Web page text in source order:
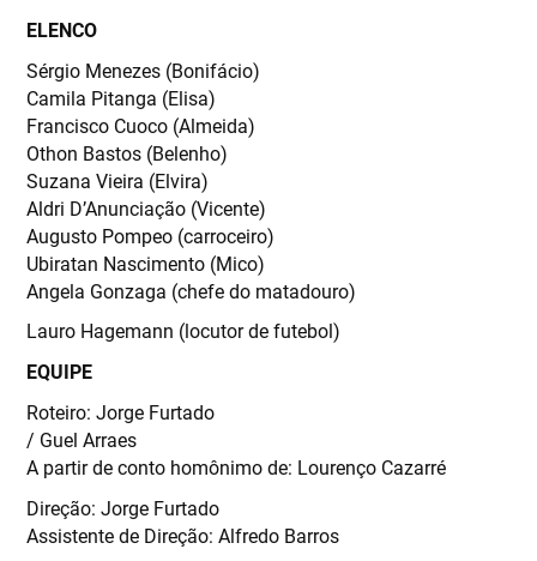
ELENCO
Sérgio Menezes (Bonifácio)
Camila Pitanga (Elisa)
Francisco Cuoco (Almeida)
Othon Bastos (Belenho)
Suzana Vieira (Elvira)
Aldri D’Anunciação (Vicente)
Augusto Pompeo (carroceiro)
Ubiratan Nascimento (Mico)
Angela Gonzaga (chefe do matadouro)
Lauro Hagemann (locutor de futebol)
EQUIPE
Roteiro: Jorge Furtado
/ Guel Arraes
A partir de conto homônimo de: Lourenço Cazarré
Direção: Jorge Furtado
Assistente de Direção: Alfredo Barros